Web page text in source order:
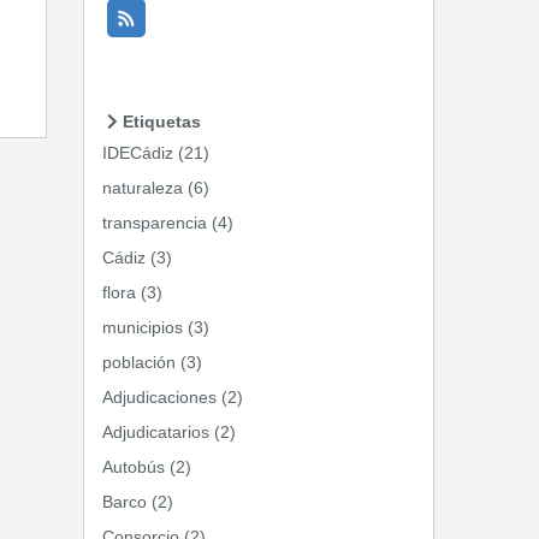
Etiquetas
IDECádiz (21)
naturaleza (6)
transparencia (4)
Cádiz (3)
flora (3)
municipios (3)
población (3)
Adjudicaciones (2)
Adjudicatarios (2)
Autobús (2)
Barco (2)